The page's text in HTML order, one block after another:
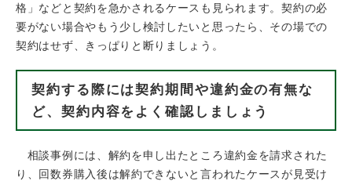
格」などと契約を急かされるケースも見られます。契約の必
要がない場合やもう少し検討したいと思ったら、その場での
契約はせず、きっぱりと断りましょう。
契約する際には契約期間や違約金の有無な
ど、契約内容をよく確認しましょう
相談事例には、解約を申し出たところ違約金を請求された
り、回数券購入後は解約できないと言われたケースが見受け